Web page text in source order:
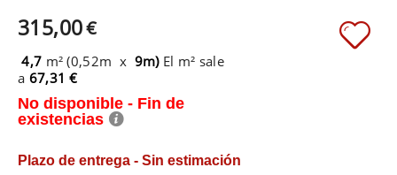
315,00€
4,7 m² (0,52m x 9m) El m² sale
a 67,31 €
No disponible - Fin de
existencias
Plazo de entrega - Sin estimación